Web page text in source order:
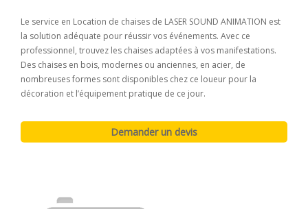
Le service en Location de chaises de LASER SOUND ANIMATION est
la solution adéquate pour réussir vos événements. Avec ce
professionnel, trouvez les chaises adaptées à vos manifestations.
Des chaises en bois, modernes ou anciennes, en acier, de
nombreuses formes sont disponibles chez ce loueur pour la
décoration et l’équipement pratique de ce jour.